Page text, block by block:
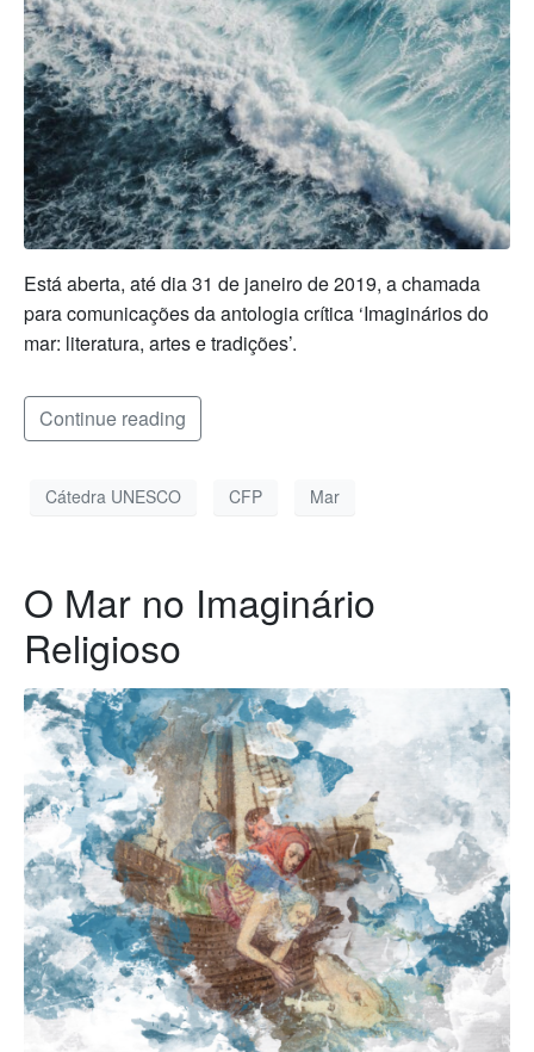
Está aberta, até dia 31 de janeiro de 2019, a chamada
para comunicações da antologia crítica ‘Imaginários do
mar: literatura, artes e tradições’.
Continue reading
Cátedra UNESCO CFP Mar
O Mar no Imaginário
Religioso